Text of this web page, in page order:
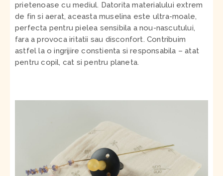
prietenoase cu mediul. Datorita materialului extrem
de fin si aerat, aceasta muselina este ultra-moale,
perfecta pentru pielea sensibila a nou-nascutului,
fara a provoca iritatii sau disconfort. Contribuim
astfel la o ingrijire constienta si responsabila – atat
pentru copil, cat si pentru planeta.